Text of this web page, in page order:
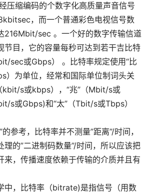
压缩编码的个数字化高质量声音信号
，而一个普通彩色电视信号数
216Mbit/sec 。一个好的数字传输信道
节目，它的容量每秒可达到若干吉比特
sec或Gbps） 。比特率规定使用“比
）为单位，经常和国际单位制词头关
kbit/s或kbps），“兆”（Mbit/s或
s或Gbps)和“太”（Tbit/s或Tbps）
参考，比特率并不测量”距离”/时间，
理的”二进制码数量”/时间，所以应该把
来，传播速度依赖于传输的介质并且有
中，比特率（bitrate)是指信号（用数